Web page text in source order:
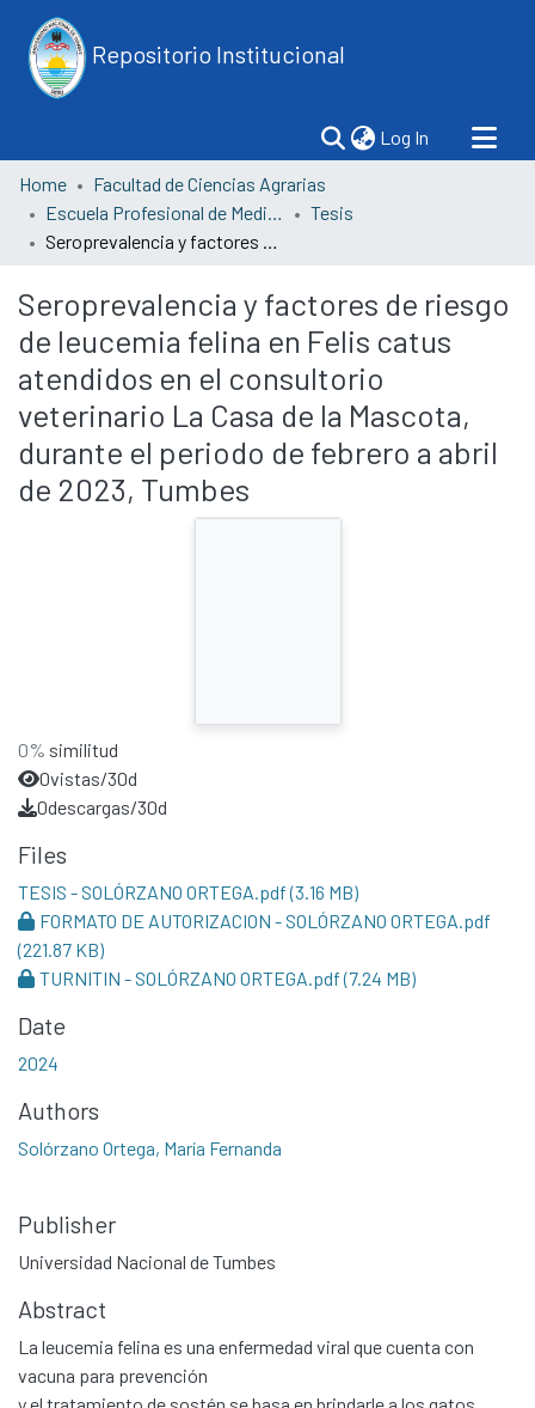
Repositorio Institucional
Log In (current)
Home
Facultad de Ciencias Agrarias
Escuela Profesional de Medicina Veterinaria y Zootecnia
Tesis
Seroprevalencia y factores de riesgo de leucemia felina en Felis catus atendidos en el consultorio veterinario La Casa de la Mascota, durante el periodo de febrero a abril de 2023, Tumbes
Seroprevalencia y factores de riesgo
de leucemia felina en Felis catus
atendidos en el consultorio
veterinario La Casa de la Mascota,
durante el periodo de febrero a abril
de 2023, Tumbes
0% similitud
0vistas/30d
0descargas/30d
Files
TESIS - SOLÓRZANO ORTEGA.pdf(3.16 MB)
FORMATO DE AUTORIZACION - SOLÓRZANO ORTEGA.pdf
(221.87 KB)
TURNITIN - SOLÓRZANO ORTEGA.pdf(7.24 MB)
Date
2024
Authors
Solórzano Ortega, María Fernanda
Publisher
Universidad Nacional de Tumbes
Abstract
La leucemia felina es una enfermedad viral que cuenta con
vacuna para prevención